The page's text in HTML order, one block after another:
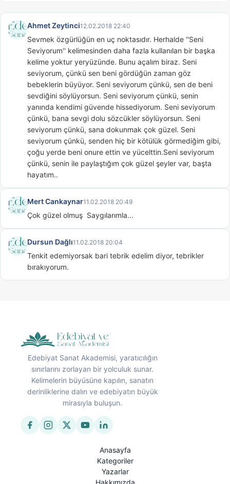
Ahmet Zeytinci12.02.2018 22:40
Sevmek özgürlüğün en uç noktasıdır. Herhalde ''Seni
Seviyorum'' kelimesinden daha fazla kullanılan bir başka
kelime yoktur yeryüzünde. Bunu açalım biraz. Seni
seviyorum, çünkü sen beni gördüğün zaman göz
bebeklerin büyüyor. Seni seviyorum çünkü, sen de beni
sevdiğini söylüyorsun. Seni seviyorum çünkü, senin
yanında kendimi güvende hissediyorum. Seni seviyorum
çünkü, bana sevgi dolu sözcükler söylüyorsun. Seni
seviyorum çünkü, sana dokunmak çok güzel. Seni
seviyorum çünkü, senden hiç bir kötülük görmediğim gibi,
çoğu yerde beni onure ettin ve yücelttin.Seni seviyorum
çünkü, senin ile paylaştığım çok güzel şeyler var, başta
hayatım..
Mert Cankaynar11.02.2018 20:49
Çok güzel olmuş  Saygılarımla...
Dursun Dağlı11.02.2018 20:04
Tenkit edemiyorsak bari tebrik edelim diyor, tebrikler
bırakıyorum.
Edebiyat Sanat Akademisi, yaratıcılığın
sınırlarını zorlayan bir yolculuk sunar.
Kelimelerin büyüsüne kapılın, sanatın
derinliklerine dalın ve edebiyatın büyük
mirasıyla buluşun.
Anasayfa
Kategoriler
Yazarlar
Hakkımızda